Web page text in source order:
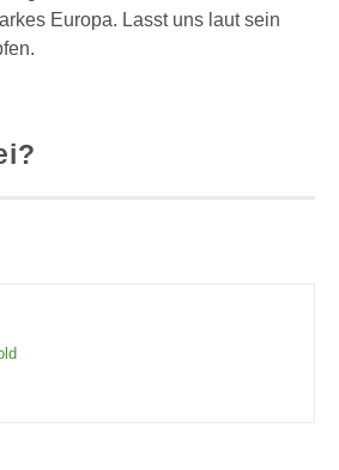
Europa. Lasst uns laut sein